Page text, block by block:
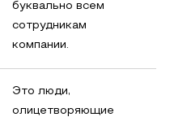
буквально всем
сотрудникам
компании.
Это люди,
олицетворяющие